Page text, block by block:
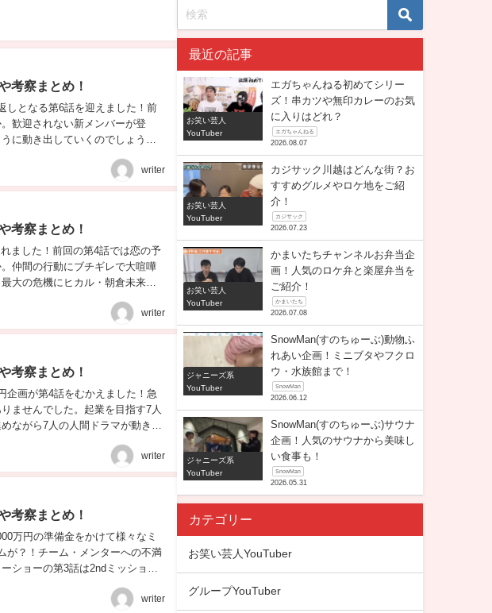
考察まとめ！
しとなる第6話を迎えました！前
歓迎されない新メンバーが登
に動き出していくのでしょう
writer
考察まとめ！
ました！前回の第4話では恋の予
仲間の行動にブチギレで大喧嘩
大の危機にヒカル・朝倉未来は
writer
考察まとめ！
企画が第4話をむかえました！急
ませんでした。起業を目指す7人
ながら7人の人間ドラマが動き出
writer
考察まとめ！
万円の準備金をかけて様々なミ
が？！チーム・メンターへの不満
ショーの第3話は2ndミッション
writer
最近の記事
お笑い芸人
YouTuber
エガちゃんねる初めてシリー
ズ！串カツや無印カレーのお気
に入りはどれ？
エガちゃんねる
2026.08.07
お笑い芸人
YouTuber
カジサック川越はどんな街？お
すすめグルメやロケ地をご紹
介！
カジサック
2026.07.23
お笑い芸人
YouTuber
かまいたちチャンネルお弁当企
画！人気のロケ弁と楽屋弁当を
ご紹介！
かまいたち
2026.07.08
ジャニーズ系
YouTuber
SnowMan(すのちゅーぶ)動物ふ
れあい企画！ミニブタやフクロ
ウ・水族館まで！
SnowMan
2026.06.12
ジャニーズ系
YouTuber
SnowMan(すのちゅーぶ)サウナ
企画！人気のサウナから美味し
い食事も！
SnowMan
2026.05.31
カテゴリー
お笑い芸人YouTuber
グループYouTuber